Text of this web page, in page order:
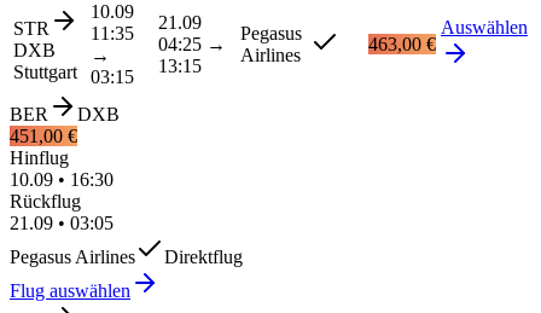
STR
DXB
Stuttgart
10.09
11:35
→
03:15
21.09
04:25 →
13:15
Pegasus
Airlines
463,00 €
Auswählen
BER
DXB
451,00 €
Hinflug
10.09 • 16:30
Rückflug
21.09 • 03:05
Pegasus Airlines
Direktflug
Flug auswählen